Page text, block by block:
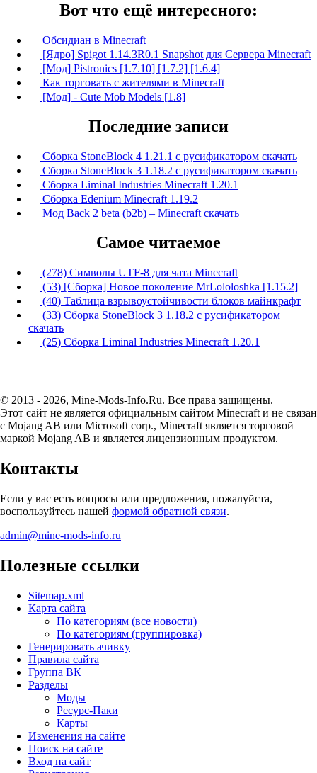
Вот что ещё интересного:
Обсидиан в Minecraft
[Ядро] Spigot 1.14.3R0.1 Snapshot для Сервера Minecraft
[Мод] Pistronics [1.7.10] [1.7.2] [1.6.4]
Как торговать с жителями в Minecraft
[Мод] - Cute Mob Models [1.8]
Последние записи
Сборка StoneBlock 4 1.21.1 с русификатором скачать
Сборка StoneBlock 3 1.18.2 с русификатором скачать
Сборка Liminal Industries Minecraft 1.20.1
Сборка Edenium Minecraft 1.19.2
Мод Back 2 beta (b2b) – Minecraft скачать
Самое читаемое
(278) Символы UTF-8 для чата Minecraft
(53) [Сборка] Новое поколение MrLololoshka [1.15.2]
(40) Таблица взрывоустойчивости блоков майнкрафт
(33) Сборка StoneBlock 3 1.18.2 с русификатором
скачать
(25) Сборка Liminal Industries Minecraft 1.20.1
© 2013 - 2026, Mine-Mods-Info.Ru. Все права защищены.
Этот сайт не является официальным сайтом Minecraft и не связан
с Mojang AB или Microsoft corp., Minecraft является торговой
маркой Mojang AB и является лицензионным продуктом.
Контакты
Если у вас есть вопросы или предложения, пожалуйста,
воспользуйтесь нашей формой обратной связи.
admin@mine-mods-info.ru
Полезные ссылки
Sitemap.xml
Карта сайта
По категориям (все новости)
По категориям (группировка)
Генерировать ачивку
Правила сайта
Группа ВК
Разделы
Моды
Ресурс-Паки
Карты
Изменения на сайте
Поиск на сайте
Вход на сайт